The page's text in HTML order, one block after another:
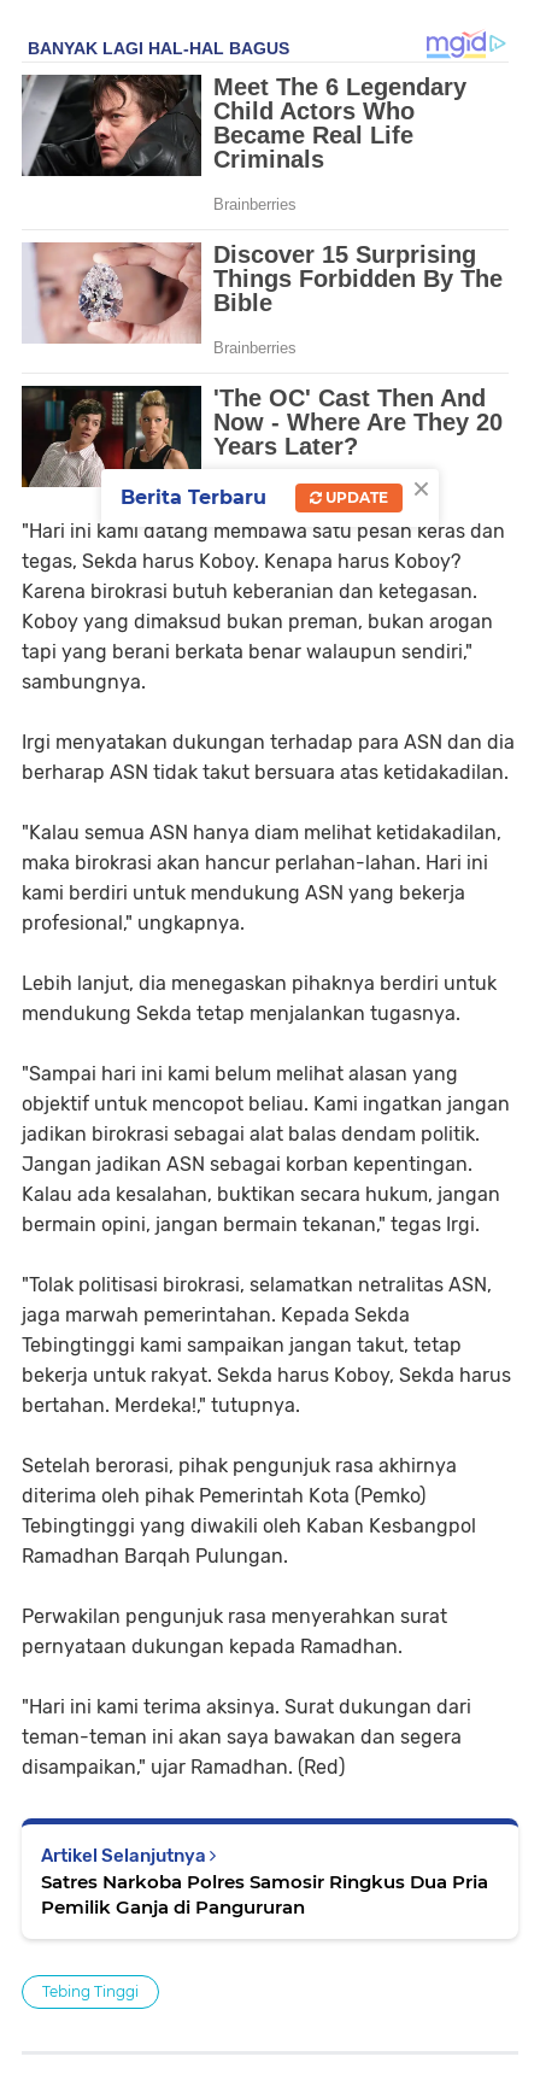
"Hari ini kami datang membawa satu pesan keras dan
tegas, Sekda harus Koboy. Kenapa harus Koboy?
Karena birokrasi butuh keberanian dan ketegasan.
Koboy yang dimaksud bukan preman, bukan arogan
tapi yang berani berkata benar walaupun sendiri,"
sambungnya.
Irgi menyatakan dukungan terhadap para ASN dan dia
berharap ASN tidak takut bersuara atas ketidakadilan.
"Kalau semua ASN hanya diam melihat ketidakadilan,
maka birokrasi akan hancur perlahan-lahan. Hari ini
kami berdiri untuk mendukung ASN yang bekerja
profesional," ungkapnya.
Lebih lanjut, dia menegaskan pihaknya berdiri untuk
mendukung Sekda tetap menjalankan tugasnya.
"Sampai hari ini kami belum melihat alasan yang
objektif untuk mencopot beliau. Kami ingatkan jangan
jadikan birokrasi sebagai alat balas dendam politik.
Jangan jadikan ASN sebagai korban kepentingan.
Kalau ada kesalahan, buktikan secara hukum, jangan
bermain opini, jangan bermain tekanan," tegas Irgi.
"Tolak politisasi birokrasi, selamatkan netralitas ASN,
jaga marwah pemerintahan. Kepada Sekda
Tebingtinggi kami sampaikan jangan takut, tetap
bekerja untuk rakyat. Sekda harus Koboy, Sekda harus
bertahan. Merdeka!," tutupnya.
Setelah berorasi, pihak pengunjuk rasa akhirnya
diterima oleh pihak Pemerintah Kota (Pemko)
Tebingtinggi yang diwakili oleh Kaban Kesbangpol
Ramadhan Barqah Pulungan.
Perwakilan pengunjuk rasa menyerahkan surat
pernyataan dukungan kepada Ramadhan.
"Hari ini kami terima aksinya. Surat dukungan dari
teman-teman ini akan saya bawakan dan segera
disampaikan," ujar Ramadhan. (Red)
Artikel Selanjutnya
Satres Narkoba Polres Samosir Ringkus Dua Pria
Pemilik Ganja di Pangururan
Tebing Tinggi
×
Berita Terbaru UPDATE